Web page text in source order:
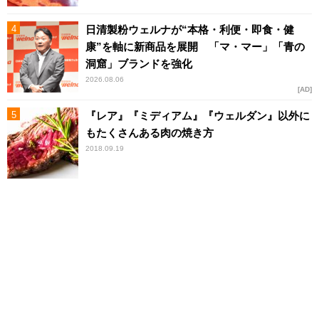
日清製粉ウェルナが“本格・利便・即食・健
康”を軸に新商品を展開 「マ・マー」「青の
洞窟」ブランドを強化
2026.08.06
AD
『レア』『ミディアム』『ウェルダン』以外に
もたくさんある肉の焼き方
2018.09.19